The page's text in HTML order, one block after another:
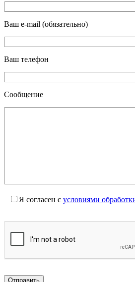
Ваш e-mail (обязательно)
Ваш телефон
Сообщение
Я согласен с условиями